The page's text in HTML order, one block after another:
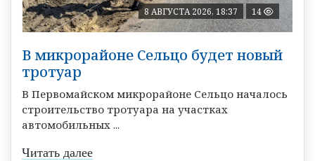
8 АВГУСТА 2026, 18:37 14
В микрорайоне Сельцо будет новый
тротуар
В Первомайском микрорайоне Сельцо началось
строительство тротуара на участках
автомобильных ...
Читать далее